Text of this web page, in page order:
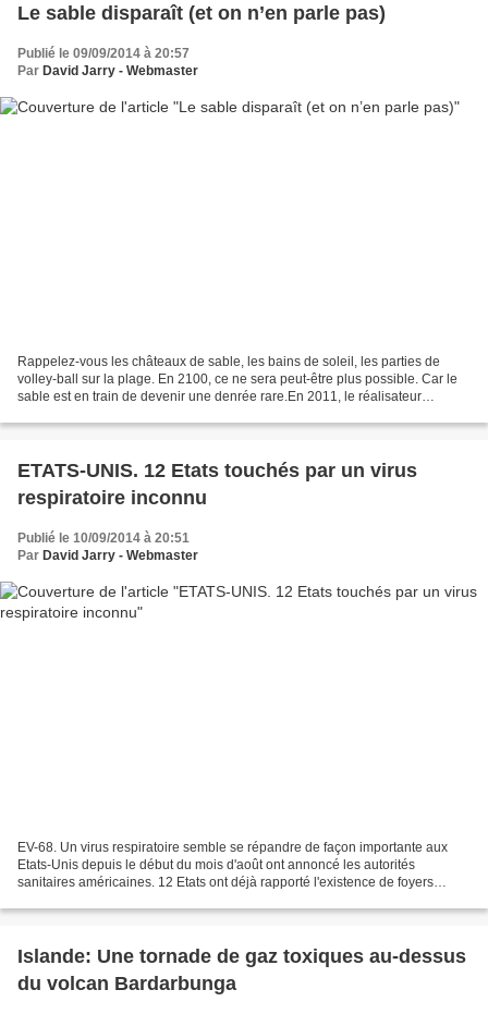
Le sable disparaît (et on n’en parle pas)
Publié le 09/09/2014 à 20:57
Par David Jarry - Webmaster
Rappelez-vous les châteaux de sable, les bains de soleil, les parties de
volley-ball sur la plage. En 2100, ce ne sera peut-être plus possible. Car le
sable est en train de devenir une denrée rare.En 2011, le réalisateur
ETATS-UNIS. 12 Etats touchés par un virus
respiratoire inconnu
Publié le 10/09/2014 à 20:51
Par David Jarry - Webmaster
EV-68. Un virus respiratoire semble se répandre de façon importante aux
Etats-Unis depuis le début du mois d'août ont annoncé les autorités
sanitaires américaines. 12 Etats ont déjà rapporté l'existence de foyers
Islande: Une tornade de gaz toxiques au-dessus
du volcan Bardarbunga